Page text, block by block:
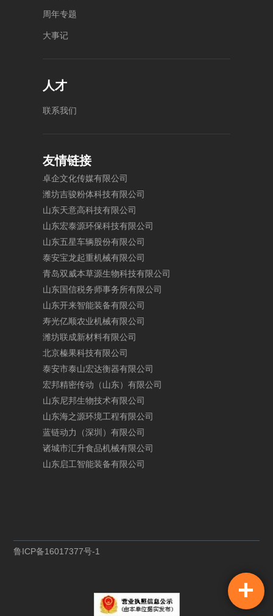
+
手机站
周年专题
大事记
人才
联系我们
友情链接
卓企文化传媒有限公司
潍坊吉骏粉体科技有限公司
山东天意高科技有限公司
山东宏泰源环保科技有限公司
山东五星车辆股份有限公司
泰安宝龙起重机械有限公司
青岛双 威本草源生物科技有限公司
山东国信税务师事务所有限公司
山东开来智能装备有限公司
寿光亿顺农业机械有限公司
潍坊联成新材料有限公司
北京榛果科技有限公司
泰安市泰山宏达衡器有限公司
宏邦精密传动 （山东） 有限公司
山东尼邦生物技术有限公司
山东海之源环境工程有限公司
蓝链动力 （深圳 ） 有限公司
诸城市汇升食品机械有限公司
山东启工智能装备有限公司
鲁ICP备16017377号-1